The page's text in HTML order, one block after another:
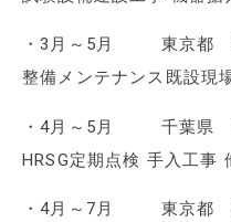
・3月～5月 東京都 製
整備メンテナンス既設現
・4月～5月 千葉県
HRSG定期点検 手入工事
・4月～7月 東京都